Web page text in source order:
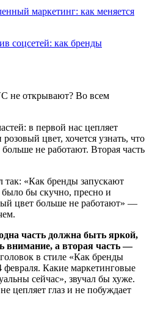
маркетинг: как меняется
соцсетей: как бренды
в первой нас цепляет
цвет, хочется узнать, что
не работают. Вторая часть
так: «Как бренды запускают
было бы скучно, пресно и
цвет больше не работают» —
часть должна быть яркой,
внимание, а вторая часть —
в стиле «Как бренды
февраля. Какие маркетинговые
сейчас», звучал бы хуже.
цепляет глаз и не побуждает